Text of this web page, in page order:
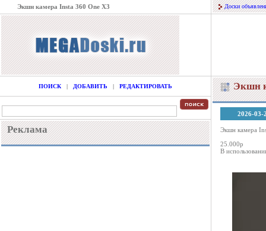
Экшн камера Insta 360 One X3 Доски
ПОИСК | ДОБАВИТЬ | РЕДАКТИРОВАТЬ
Реклама
Экшн
2026-03-
Экшн камера
25.000р
В